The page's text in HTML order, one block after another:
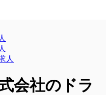
人
会社のドラ